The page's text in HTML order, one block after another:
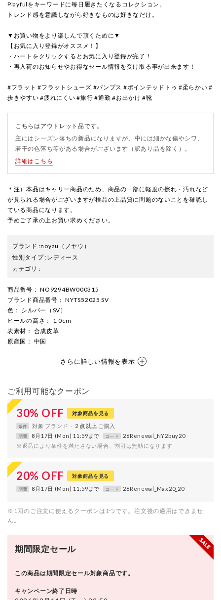
Playfulをキーワードに毎日履きたくなるコレクション。
トレンド感を意識しながら好きなものは好きなだけ。
▼お買い物をより楽しんで頂くために▼
【お気に入り登録がオススメ！】
・ハートをクリックするとお気に入り登録が完了！
・再入荷のお知らせやお得なセール情報を受け取る事が出来ます！
#フラット #フラットシューズ #パンプス #ポインテッドトゥ #柔らかい #
歩きやすい #疲れにくい #旅行 #通勤 #お出かけ #靴
こちらはアウトレット品です。
主にはシーズン落ちの新品になりますが、中には細かな傷やシワ、
若干の色落ち等がある場合がございます（訳あり品を除く）。
詳細はこちら
＊注）本品はキャリー商品のため、商品の一部に軽度の擦れ・汚れなど
が見られる場合がございますが検品の上品質に問題のないことを確認し
ている商品になります。
予めご了承の上お買い求めください。
ブランド :noyau （ノヤウ）
性別タイプ:レディース
カテゴリ :
商品番号 ： NO9294BW000315
ブランド商品番号 ： NYTS52025 SV
色 ： シルバー（SV）
ヒールの高さ ： 1.0cm
表素材 ： 合成皮革
原産国 ： 中国
さらに詳しい情報を表示
ご利用可能なクーポン
30% OFF 対象商品を見る
条件 対象 ブランド 2 点以上
期間 8月17日 (Mon) 11:59まで コード
26Renewal_NY2buy20
※返品により条件を満たさない場合、割引は無効になります
20% OFF 対象商品を見る
期間 8月17日 (Mon) 11:59まで コード 26Renewal_Max20_20
※1回のご注文に使えるクーポンは1つです。注文後の適用はできませ
ん。
期間限定セール
この商品は期間限定セール対象商品です。
キャンペーン終了日時